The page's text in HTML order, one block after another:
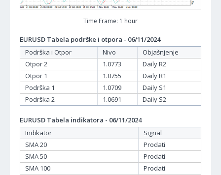
Time Frame: 1 hour
EURUSD Tabela podrške i otpora - 06/11/2024
Podrška i Otpor
Nivo
Objašnjenje
Otpor 2
1.0773
Daily R2
Otpor 1
1.0755
Daily R1
Podrška 1
1.0709
Daily S1
Podrška 2
1.0691 Daily S2
EURUSD Tabela indikatora - 06/11/2024
Indikator
Signal
SMA 20
Prodati
SMA 50
Prodati
SMA 100
Prodati